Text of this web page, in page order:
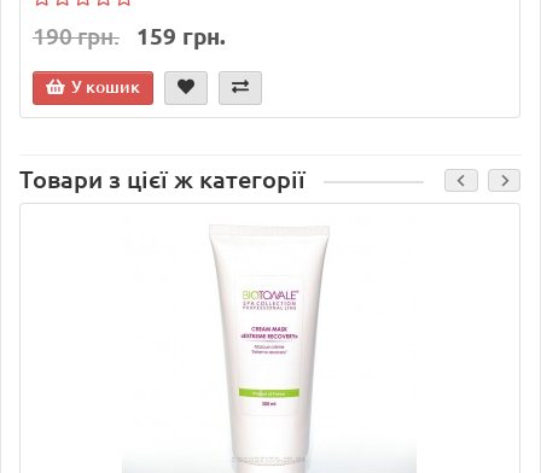
190 грн. 159 грн.
У кошик
Товари з цієї ж категорії